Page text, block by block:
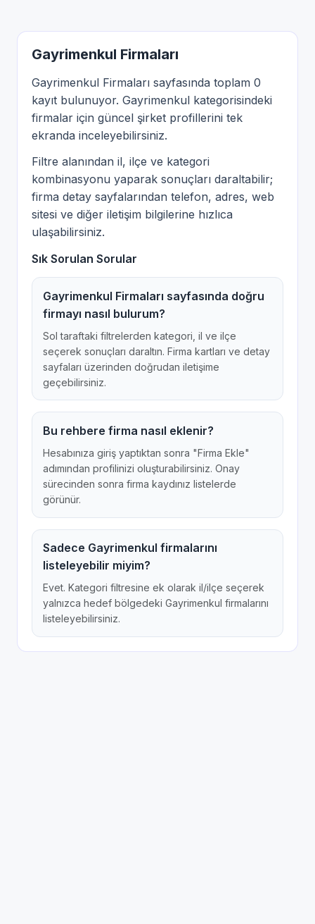
Gayrimenkul Firmaları
Gayrimenkul Firmaları sayfasında toplam 0
kayıt bulunuyor. Gayrimenkul kategorisindeki
firmalar için güncel şirket profillerini tek
ekranda inceleyebilirsiniz.
Filtre alanından il, ilçe ve kategori
kombinasyonu yaparak sonuçları daraltabilir;
firma detay sayfalarından telefon, adres, web
sitesi ve diğer iletişim bilgilerine hızlıca
ulaşabilirsiniz.
Sık Sorulan Sorular
Gayrimenkul Firmaları sayfasında doğru
firmayı nasıl bulurum?
Sol taraftaki filtrelerden kategori, il ve ilçe
seçerek sonuçları daraltın. Firma kartları ve detay
sayfaları üzerinden doğrudan iletişime
geçebilirsiniz.
Bu rehbere firma nasıl eklenir?
Hesabınıza giriş yaptıktan sonra "Firma Ekle"
adımından profilinizi oluşturabilirsiniz. Onay
sürecinden sonra firma kaydınız listelerde
görünür.
Sadece Gayrimenkul firmalarını
listeleyebilir miyim?
Evet. Kategori filtresine ek olarak il/ilçe seçerek
yalnızca hedef bölgedeki Gayrimenkul firmalarını
listeleyebilirsiniz.